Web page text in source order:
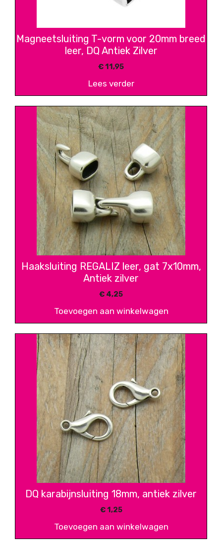
Magneetsluiting T-vorm voor 20mm breed
leer, DQ Antiek Zilver
€11,95
Lees verder
Haaksluiting REGALIZ leer, gat 7x10mm,
Antiek zilver
€ 4,25
Toevoegen aan winkelwagen
DQ karabijnsluiting 18mm, antiek zilver
€1,25
Toevoegen aan winkelwagen